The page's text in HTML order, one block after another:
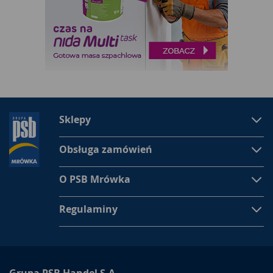
Sklepy
Obsługa zamówień
O PSB Mrówka
Regulaminy